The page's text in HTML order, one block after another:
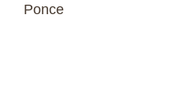
Ponce